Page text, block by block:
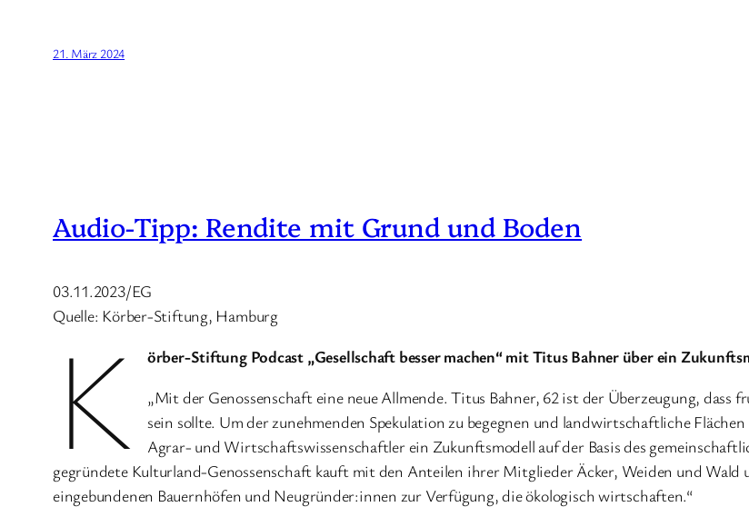
21. März 2024
Audio-Tipp: Rendite mit Grund und Boden
03.11.2023/EG
Quelle: Körber-Stiftung, Hamburg
K
örber-Stiftung Podcast „Gesellschaft besser machen“ mit Titus Bahner über ein
„Mit der Genossenschaft eine neue Allmende. Titus Bahner, 62 ist der Überzeugung,
sein sollte. Um der zunehmenden Spekulation zu begegnen und landwirtschaftliche
Agrar- und Wirtschaftswissenschaftler ein Zukunftsmodell auf der Basis des
gegründete Kulturland-Genossenschaft kauft mit den Anteilen ihrer Mitglieder Äcker, Weiden und
eingebundenen Bauernhöfen und Neugründer:innen zur Verfügung, die ökologisch wirtschaften.“